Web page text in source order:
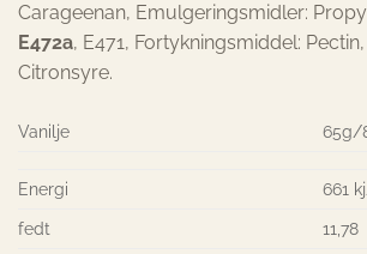
Carageenan, Emulgeringsmidler:
E472a, E471, Fortykningsmiddel:
Citronsyre.
Vanilje 65g/
Energi
661
fedt
11,78